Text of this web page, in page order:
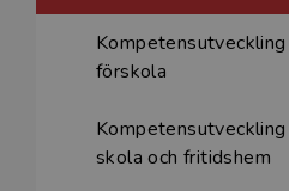
förskola
skola och fritidshem